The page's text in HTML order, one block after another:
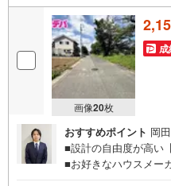
画像20枚
成
おすすめポイント 岡田
■設計の自由度が高い
■お好きなハウスメー